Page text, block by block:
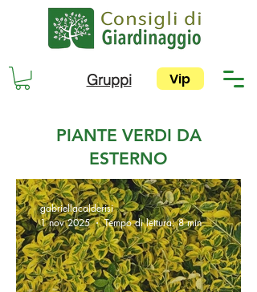
Gruppi Vip
PIANTE VERDI DA
ESTERNO
gabriellacalderisi
1 nov 2025
Tempo di lettura: 8 min